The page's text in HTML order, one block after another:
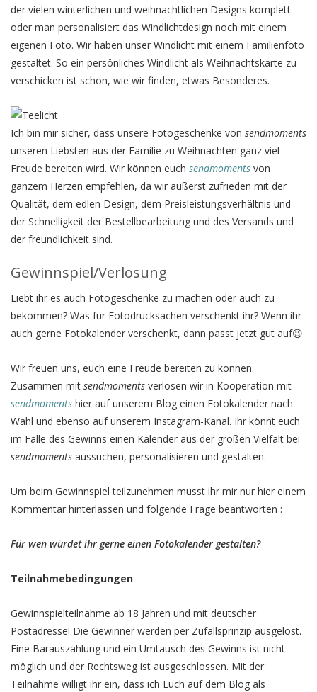
der vielen winterlichen und weihnachtlichen Designs komplett
oder man personalisiert das Windlichtdesign noch mit einem
eigenen Foto. Wir haben unser Windlicht mit einem Familienfoto
gestaltet. So ein persönliches Windlicht als Weihnachtskarte zu
verschicken ist schon, wie wir finden, etwas Besonderes.
Ich bin mir sicher, dass unsere Fotogeschenke von sendmoments
unseren Liebsten aus der Familie zu Weihnachten ganz viel
Freude bereiten wird. Wir können euch sendmoments von
ganzem Herzen empfehlen, da wir äußerst zufrieden mit der
Qualität, dem edlen Design, dem Preisleistungsverhältnis und
der Schnelligkeit der Bestellbearbeitung und des Versands und
der freundlichkeit sind.
Gewinnspiel/Verlosung
Liebt ihr es auch Fotogeschenke zu machen oder auch zu
bekommen? Was für Fotodrucksachen verschenkt ihr? Wenn ihr
auch gerne Fotokalender verschenkt, dann passt jetzt gut auf😉
Wir freuen uns, euch eine Freude bereiten zu können.
Zusammen mit sendmoments verlosen wir in Kooperation mit
sendmoments hier auf unserem Blog einen Fotokalender nach
Wahl und ebenso auf unserem Instagram-Kanal. Ihr könnt euch
im Falle des Gewinns einen Kalender aus der großen Vielfalt bei
sendmoments aussuchen, personalisieren und gestalten.
Um beim Gewinnspiel teilzunehmen müsst ihr mir nur hier einem
Kommentar hinterlassen und folgende Frage beantworten :
Für wen würdet ihr gerne einen Fotokalender gestalten?
Teilnahmebedingungen
Gewinnspielteilnahme ab 18 Jahren und mit deutscher
Postadresse! Die Gewinner werden per Zufallsprinzip ausgelost.
Eine Barauszahlung und ein Umtausch des Gewinns ist nicht
möglich und der Rechtsweg ist ausgeschlossen. Mit der
Teilnahme willigt ihr ein, dass ich Euch auf dem Blog als